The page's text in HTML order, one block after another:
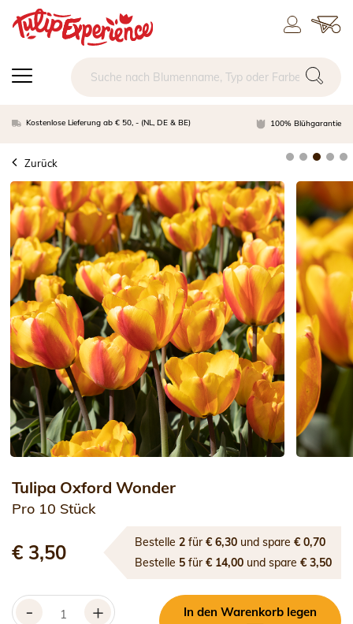
Kostenlose Lieferung ab € 50, - (NL, DE & BE) 100% Blühgarantie
Zurück
Tulipa Oxford Wonder
Pro 10 Stück
€ 3,50 Bestelle2 für€ 6,30 und spare€ 0,70
Bestelle 5 für€ 14,00 und spare€ 3,50
- + In den Warenkorb legen